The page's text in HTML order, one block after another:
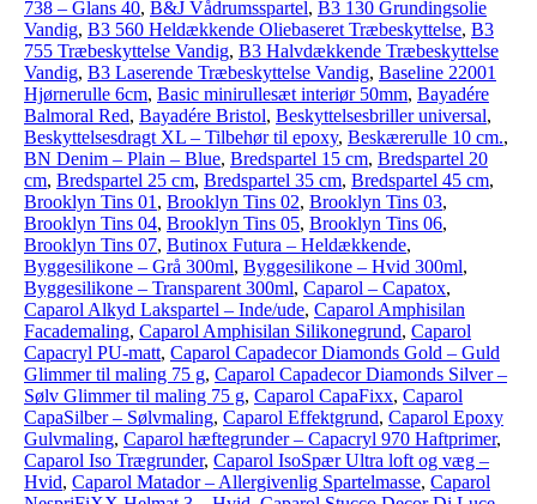
738 – Glans 40, B&J Vådrumsspartel, B3 130 Grundingsolie
Vandig, B3 560 Heldækkende Oliebaseret Træbeskyttelse, B3
755 Træbeskyttelse Vandig, B3 Halvdækkende Træbeskyttelse
Vandig, B3 Laserende Træbeskyttelse Vandig, Baseline 22001
Hjørnerulle 6cm, Basic minirullesæt interiør 50mm, Bayadére
Balmoral Red, Bayadére Bristol, Beskyttelsesbriller universal,
Beskyttelsesdragt XL – Tilbehør til epoxy, Beskærerulle 10 cm.,
BN Denim – Plain – Blue, Bredspartel 15 cm, Bredspartel 20
cm, Bredspartel 25 cm, Bredspartel 35 cm, Bredspartel 45 cm,
Brooklyn Tins 01 , Brooklyn Tins 02, Brooklyn Tins 03,
Brooklyn Tins 04, Brooklyn Tins 05, Brooklyn Tins 06,
Brooklyn Tins 07, Butinox Futura – Heldækkende,
Byggesilikone – Grå 300ml, Byggesilikone – Hvid 300ml,
Byggesilikone – Transparent 300ml, Caparol – Capatox,
Caparol Alkyd Lakspartel – Inde/ude, Caparol Amphisilan
Facademaling, Caparol Amphisilan Silikonegrund, Caparol
Capacryl PU-matt, Caparol Capadecor Diamonds Gold – Guld
Glimmer til maling 75 g, Caparol Capadecor Diamonds Silver –
Sølv Glimmer til maling 75 g, Caparol CapaFixx, Caparol
CapaSilber – Sølvmaling, Caparol Effektgrund, Caparol Epoxy
Gulvmaling, Caparol hæftegrunder – Capacryl 970 Haftprimer,
Caparol Iso Trægrunder, Caparol IsoSpær Ultra loft og væg –
Hvid, Caparol Matador – Allergivenlig Spartelmasse, Caparol